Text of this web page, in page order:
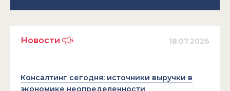
Новости 18.07.2026
Консалтинг сегодня: источники выручки в
экономике неопределенности